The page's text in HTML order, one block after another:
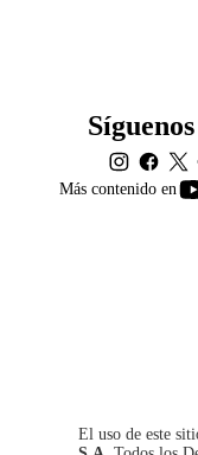
Más contenido en
El uso de este